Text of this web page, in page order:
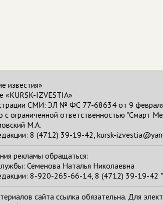
известия»
IZVESTIA»
СМИ: ЭЛ № ФС 77-68634 от 9
ограниченной ответственностью "Смарт
М.А.
8 (4712) 39-19-42, kursk-
рекламы обращаться:
Семенова Наталья Николаевна
8-920-265-66-14, 8 (4712) 39-19-42
сайта ссылка обязательна. Для